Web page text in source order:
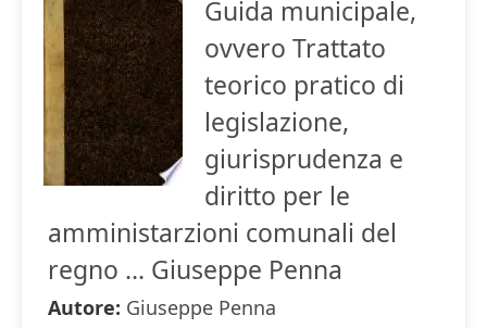
Guida municipale,
ovvero Trattato
teorico pratico di
legislazione,
giurisprudenza e
diritto per le
amministarzioni comunali del
regno ... Giuseppe Penna
Autore: Giuseppe Penna